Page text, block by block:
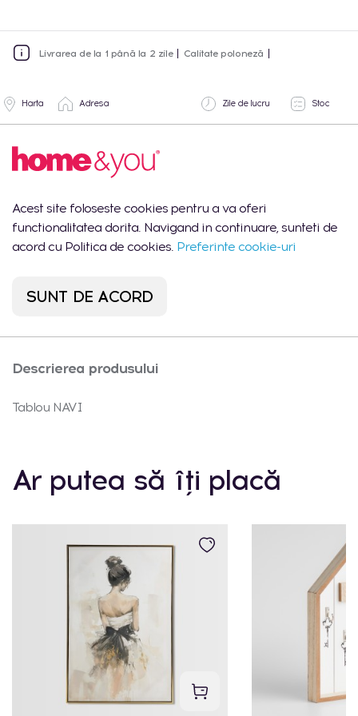
Livrarea de la 1 până la 2 zile Calitate poloneză
Harta Adresa Zile de lucru Stoc
Cantitate totala
- Chișinău, str.
Arborilor 21
10:00 -
22:00
Port Mall -
Lun-Dum:
Descrierea produsului
Tablou NAVI
Ar putea să îți placă
Acest site foloseste cookies pentru a va oferi
functionalitatea dorita. Navigand in continuare, sunteti de
acord cu Politica de cookies. Preferinte cookie-uri
SUNT DE ACORD